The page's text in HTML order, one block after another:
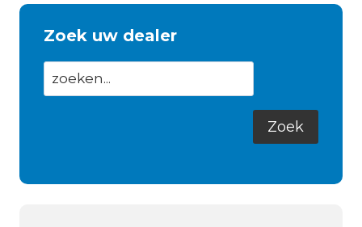
Zoek uw dealer